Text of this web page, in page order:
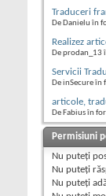
Traduceri
De Danielu în
Realizez
De prodan_13
Servicii
De inSecure în
articole,
De Fabius în
Permisiuni
Nu puteţi
Nu puteţi
Nu puteţi